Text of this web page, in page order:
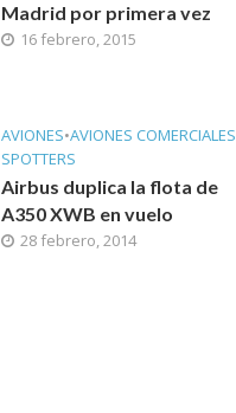
Madrid por primera vez
16 febrero, 2015
AVIONES•AVIONES COMERCIALES
SPOTTERS
Airbus duplica la flota de
A350 XWB en vuelo
28 febrero, 2014